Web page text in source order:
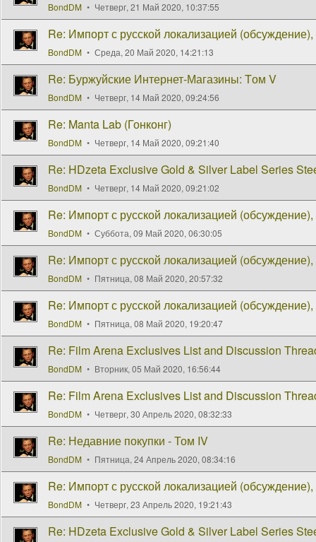
BondDM Четверг, 21 Май 2020, 10:37:55
Re: Импорт с русской локализацией
BondDM Среда, 20 Май 2020, 14:21:13
Re: Буржуйские Интернет-Магазины: Tом V
BondDM Четверг, 14 Май 2020, 09:24:56
Re: Manta Lab (Гонконг)
BondDM Четверг, 14 Май 2020, 09:21:40
Re: HDzeta Exclusive Gold & Silver Label Series
BondDM Четверг, 14 Май 2020, 09:21:02
Re: Импорт с русской локализацией
BondDM Суббота, 09 Май 2020, 06:30:05
Re: Импорт с русской локализацией
BondDM Пятница, 08 Май 2020, 20:57:32
Re: Импорт с русской локализацией
BondDM Пятница, 08 Май 2020, 19:20:47
Re: Film Arena Exclusives List and Discussion
BondDM Вторник, 05 Май 2020, 16:56:44
Re: Film Arena Exclusives List and Discussion
BondDM Четверг, 30 Апрель 2020, 08:32:33
Re: Недавние покупки - Том IV
BondDM Пятница, 24 Апрель 2020, 08:34:16
Re: Импорт с русской локализацией
BondDM Четверг, 23 Апрель 2020, 19:21:43
Re: HDzeta Exclusive Gold & Silver Label Series